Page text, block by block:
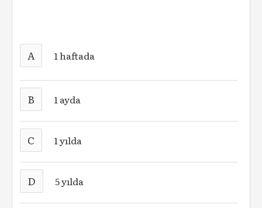
A 1 haftada
B 1 ayda
C 1 yılda
D 5 yılda